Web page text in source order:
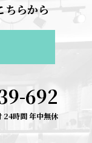
ちらから
692
24時間 年中無休